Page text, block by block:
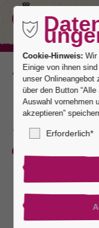
Zurück
Be
ct. Top
Cookie-Hinweis: Wir
Einige von ihnen
unser Onlineangebot
über den Button
Auswahl vornehmen
akzeptieren”
Erforderlich*